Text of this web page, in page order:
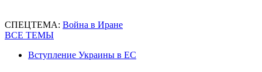
СПЕЦТЕМА: Война в Иране
ВСЕ ТЕМЫ
Вступление Украины в ЕС